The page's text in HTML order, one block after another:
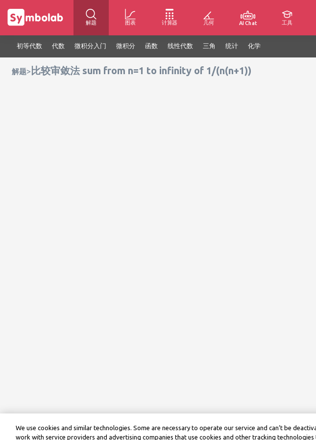
解题 图表 计算器 几何 AI Chat 工具
初等代数 代数 微积分入门 微积分 函数 线性代数 三角 统计 化学
解题> 比较审敛法 sum from n=1 to infinity of 1/(n(n+1))
We use cookies and similar technologies. Some are necessary to operate our service and can’t be
work with service providers and advertising companies that use cookies and other tracking